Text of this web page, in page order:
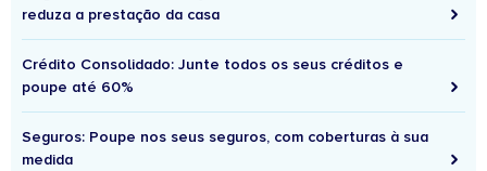
reduza a prestação da casa
Crédito Consolidado: Junte todos os seus créditos e
poupe até 60%
Seguros: Poupe nos seus seguros, com coberturas à sua
medida